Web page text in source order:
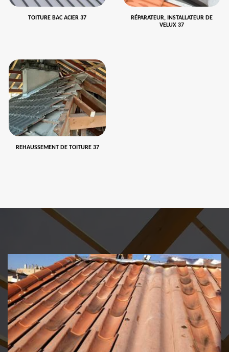
TOITURE BAC ACIER 37
RÉPARATEUR, INSTALLATEUR DE
VELUX 37
REHAUSSEMENT DE TOITURE 37